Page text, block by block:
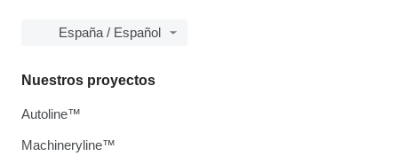
España / Español
Nuestros proyectos
Autoline™
Machineryline™